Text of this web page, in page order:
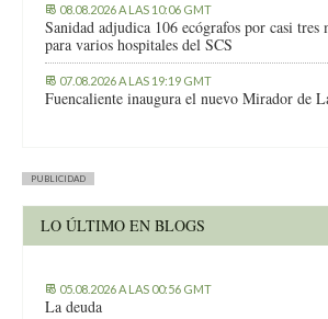
08.08.2026 A LAS 10:06 GMT
Sanidad adjudica 106 ecógrafos por casi tres
para varios hospitales del SCS
07.08.2026 A LAS 19:19 GMT
Fuencaliente inaugura el nuevo Mirador de
PUBLICIDAD
LO ÚLTIMO EN BLOGS
05.08.2026 A LAS 00:56 GMT
La deuda